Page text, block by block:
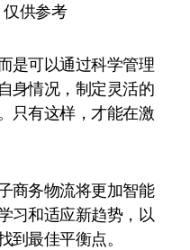
供参考
是可以通过科学管理
身情况，制定灵活的
只有这样，才能在激
商务物流将更加智能
习和适应新趋势，以
到最佳平衡点。